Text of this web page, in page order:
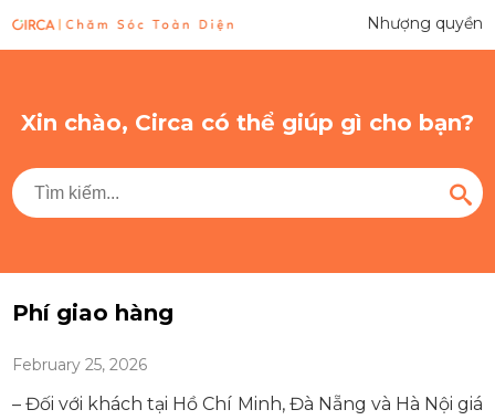
Nhượng quyền
Xin chào, Circa có thể giúp gì cho bạn?
Phí giao hàng
February 25, 2026
– Đối với khách tại Hồ Chí Minh, Đà Nẵng và Hà Nội giá